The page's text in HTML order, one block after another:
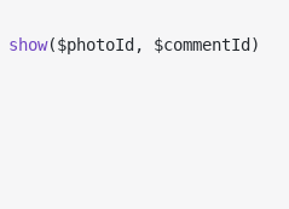
show($photoId, $commentId)